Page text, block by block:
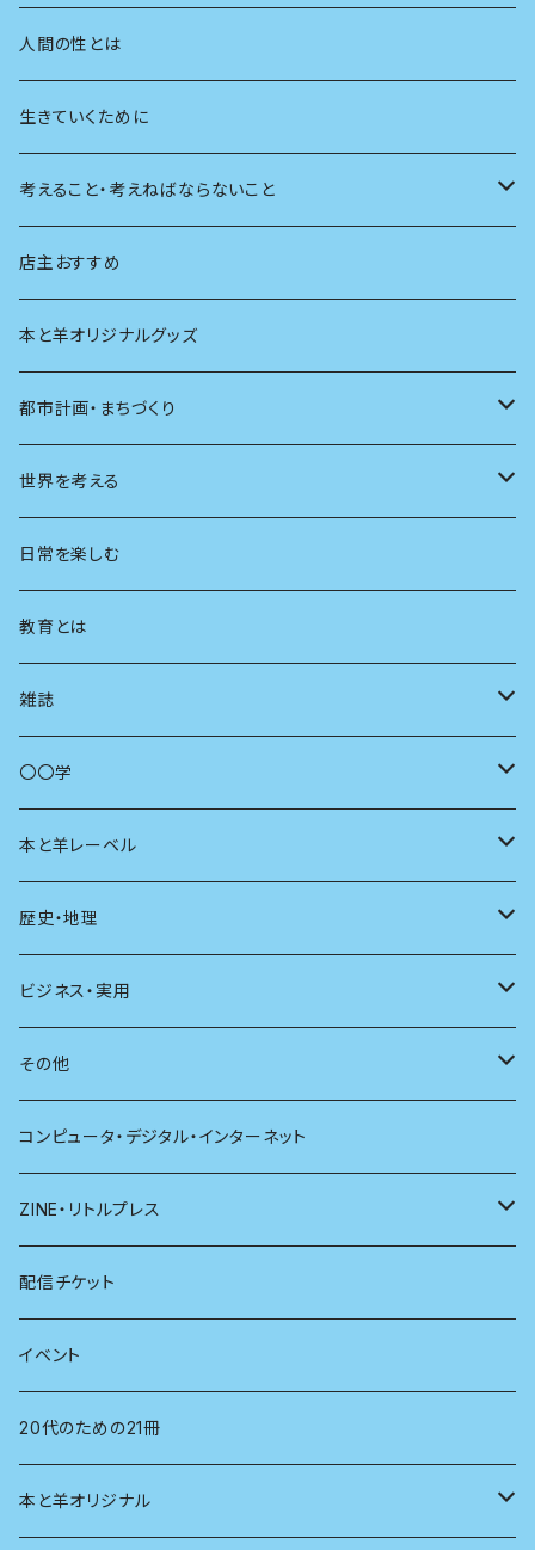
学校
動物
植物
天体
生物
人間の性とは
生きていくために
考えること・考えねばならないこと
創元社 シリーズ「あいだで考える」
店主おすすめ
本と羊オリジナルグッズ
都市計画・まちづくり
都市
地方
まちづくり
コミュニティ
商いとは
世界を考える
思想
日常を楽しむ
教育とは
雑誌
母の友
ユリイカ
現代思想
新潮
別冊太陽
〇〇学
動物
自然
科学
社会
哲学
医学
看護学
心理学
経営学
言語学
法律
本と羊レーベル
電子版（EPub）
電子版（PDF）
歴史・地理
歴史
地理
ビジネス・実用
雷鳥社辞典シリーズ
その他
珈琲
雑貨
コンピュータ・デジタル・インターネット
ZINE・リトルプレス
電子版（EPub）
電子版（PDF）
配信チケット
イベント
20代のための21冊
本と羊オリジナル